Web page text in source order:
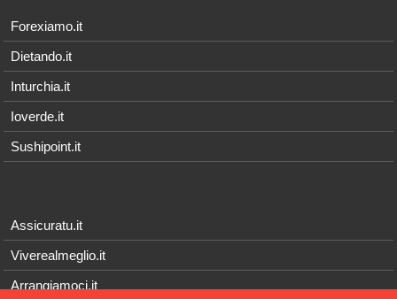
Forexiamo.it
Dietando.it
Inturchia.it
Ioverde.it
Sushipoint.it
Assicuratu.it
Viverealmeglio.it
Arrangiamoci.it